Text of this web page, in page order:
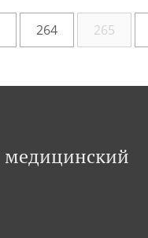
264 265
медицинский